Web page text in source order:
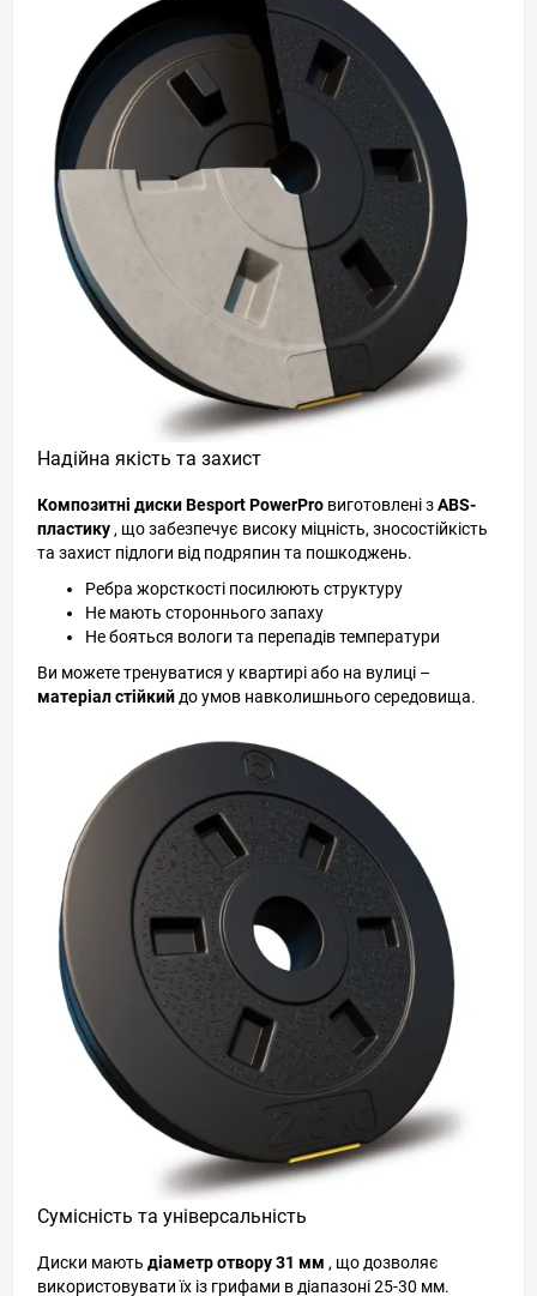
Надійна якість та захист
Композитні диски Besport PowerPro виготовлені зABS-
пластику , що забезпечує високу міцність, зносостійкість
та захист підлоги від подряпин та пошкоджень.
Ребра жорсткості посилюють структуру
Не мають стороннього запаху
Не бояться вологи та перепадів температури
Ви можете тренуватися у квартирі або на вулиці –
матеріал стійкий до умов навколишнього середовища.
Сумісність та універсальність
Диски мають діаметр отвору 31 мм , що дозволяє
використовувати їх із грифами в діапазоні 25-30 мм.